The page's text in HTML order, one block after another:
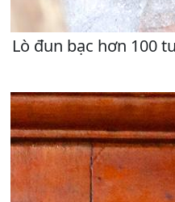
Lò đun bạc hơn 100